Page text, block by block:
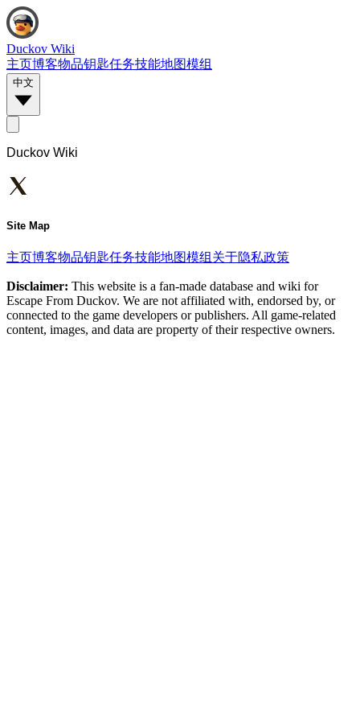
Duckov Wiki
主页博客物品钥匙任务技能地图模组
中文
Duckov Wiki
Site Map
主页博客物品钥匙任务技能地图模组 关于隐私政策
Disclaimer: This website is a fan-made database and wiki for
Escape From Duckov. We are not affiliated with, endorsed by, or
connected to the game developers or publishers. All game-related
content, images, and data are property of their respective owners.